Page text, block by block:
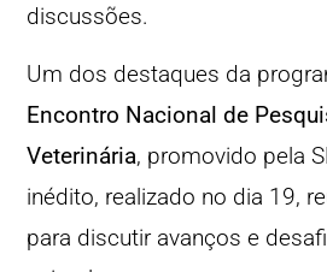
discussões.
Um dos destaques da
Encontro Nacional de
Veterinária, promovido pela
inédito, realizado no dia 19,
para discutir avanços e